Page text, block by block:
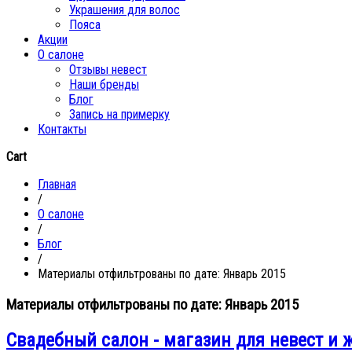
Украшения для волос
Пояса
Акции
О салоне
Отзывы невест
Наши бренды
Блог
Запись на примерку
Контакты
Cart
Главная
/
О салоне
/
Блог
/
Материалы отфильтрованы по дате: Январь 2015
Материалы отфильтрованы по дате: Январь 2015
Свадебный салон - магазин для невест и